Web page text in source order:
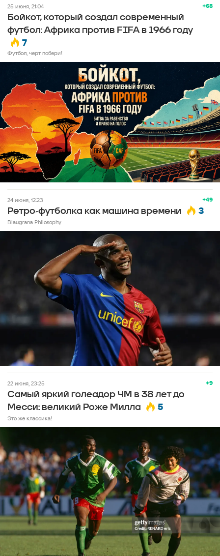
+68
25 июня, 21:04
Бойкот, который создал современный
футбол: Африка против FIFA в 1966 году
7
Футбол, черт побери!
+49
24 июня, 12:23
Ретро-футболка как машина времени 3
Blaugrana Philosophy
+9
22 июня, 23:25
Самый яркий голеадор ЧМ в 38 лет до
Месси: великий Роже Милла
5
Это же классика!